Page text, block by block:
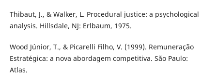
Thibaut, J., & Walker, L. Procedural justice: a psychological
analysis. Hillsdale, NJ: Erlbaum, 1975.
Wood Júnior, T., & Picarelli Filho, V. (1999). Remuneração
Estratégica: a nova abordagem competitiva. São Paulo:
Atlas.